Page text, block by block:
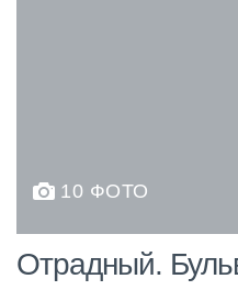
10 ФОТО
Отрадный.